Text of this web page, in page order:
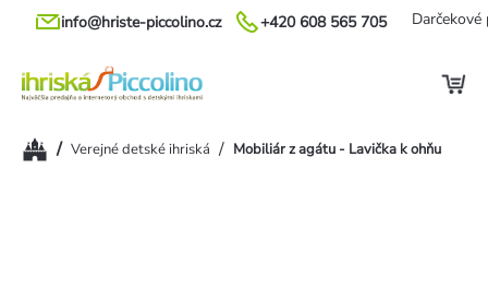
Prejsť
+420 608 565 705
info@hriste-piccolino.cz Darčekové
Domov
/ Verejné detské ihriská / Mobiliár z agátu - Lavička k ohňu